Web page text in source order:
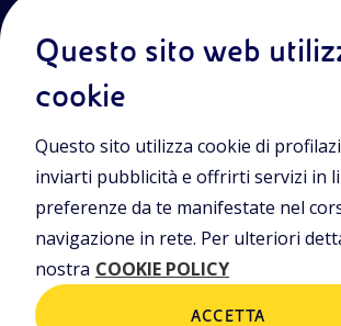
Cookie Policy
Sede Legale
Viale Alcide de Gasperi, 2, 20097 San Donato
Capitale sociale deliberato il 15/09/2023
€ 101.755.495,30 i.v.
C. Fiscale e numero d’iscrizione Registro
Monza-Brianza-Lodi n.
09702540155
Questo sito web
cookie
Questo sito utilizza cookie di
inviarti pubblicità e offrirti servizi in
preferenze da te manifestate nel
navigazione in rete. Per ulteriori
nostra COOKIE POLICY
ACCETTA